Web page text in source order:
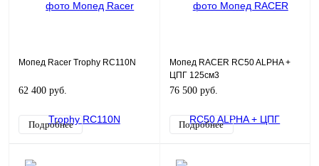
Мопед Racer Trophy RC110N
62 400 руб.
Подробнее
Мопед RACER RC50 ALPHA +
ЦПГ 125см3
76 500 руб.
Подробнее